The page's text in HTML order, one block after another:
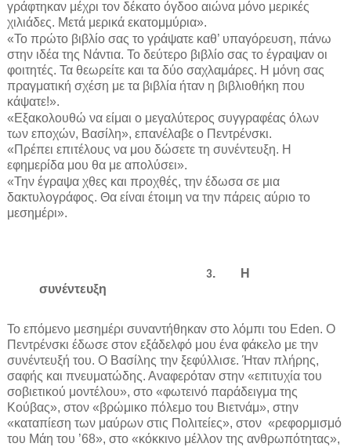
γράφτηκαν μέχρι τον δέκατο όγδοο αιώνα μόνο μερικές
χιλιάδες. Μετά μερικά εκατομμύρια».
«Το πρώτο βιβλίο σας το γράψατε καθ’ υπαγόρευση, πάνω
στην ιδέα της Νάντια. Το δεύτερο βιβλίο σας το έγραψαν οι
φοιτητές. Τα θεωρείτε και τα δύο σαχλαμάρες. Η μόνη σας
πραγματική σχέση με τα βιβλία ήταν η βιβλιοθήκη που
κάψατε!».
«Εξακολουθώ να είμαι ο μεγαλύτερος συγγραφέας όλων
των εποχών, Βασίλη», επανέλαβε ο Πεντρένσκι.
«Πρέπει επιτέλους να μου δώσετε τη συνέντευξη. Η
εφημερίδα μου θα με απολύσει».
«Την έγραψα χθες και προχθές, την έδωσα σε μια
δακτυλογράφος. Θα είναι έτοιμη να την πάρεις αύριο το
μεσημέρι».
3.
Η
συνέντευξη
Το επόμενο μεσημέρι συναντήθηκαν στo λόμπι του Eden. Ο
Πεντρένσκι έδωσε στον εξάδελφό μου ένα φάκελο με την
συνέντευξή του. Ο Βασίλης την ξεφύλλισε. Ήταν πλήρης,
σαφής και πνευματώδης. Αναφερόταν στην «επιτυχία του
σοβιετικού μοντέλου», στο «φωτεινό παράδειγμα της
Κούβας», στον «βρώμικο πόλεμο του Βιετνάμ», στην
«καταπίεση των μαύρων στις Πολιτείες», στον «ρεφορμισμό
του Μάη του ’68», στο «κόκκινο μέλλον της ανθρωπότητας»,